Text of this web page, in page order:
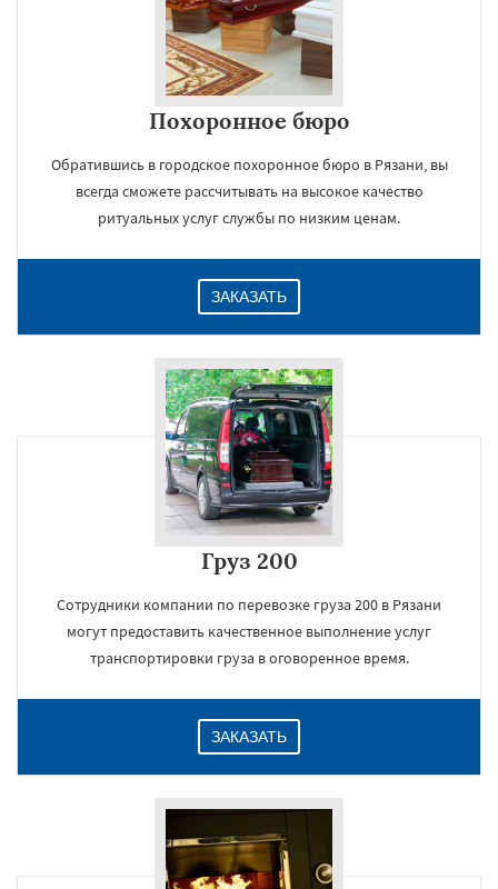
Похоронное бюро
Обратившись в городское похоронное бюро в Рязани, вы
всегда сможете рассчитывать на высокое качество
ритуальных услуг службы по низким ценам.
ЗАКАЗАТЬ
Груз 200
Сотрудники компании по перевозке груза 200 в Рязани
могут предоставить качественное выполнение услуг
транспортировки груза в оговоренное время.
ЗАКАЗАТЬ